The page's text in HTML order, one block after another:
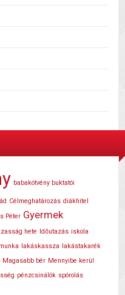
babakötvény buktatói
Célmeghatározás diákhitel
Péter Gyermek
hete Időutazás iskola
lakáskassza lakástakarék
Magasabb bér Mennyibe kerül
pénzcsinálók spórolás